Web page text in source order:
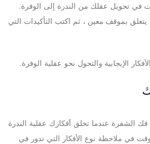
في تحويل عقلك من الندرة إلى الوفرة.
بموقف معين ، ثم اكتب التأكيدات التي
الإيجابية والتحول نحو عقلية الوفرة.
الشفرة عندما تخلق أفكارك عقلية الندرة
في ملاحظة نوع الأفكار التي تدور في